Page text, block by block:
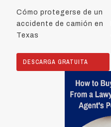
Cómo protegerse de un
accidente de camión en
Texas
DESCARGA GRATUITA